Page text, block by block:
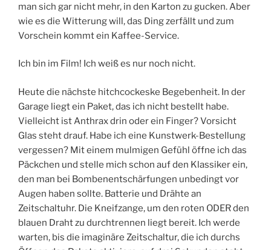
man sich gar nicht mehr, in den Karton zu gucken. Aber
wie es die Witterung will, das Ding zerfällt und zum
Vorschein kommt ein Kaffee-Service.
Ich bin im Film! Ich weiß es nur noch nicht.
Heute die nächste hitchcockeske Begebenheit. In der
Garage liegt ein Paket, das ich nicht bestellt habe.
Vielleicht ist Anthrax drin oder ein Finger? Vorsicht
Glas steht drauf. Habe ich eine Kunstwerk-Bestellung
vergessen? Mit einem mulmigen Gefühl öffne ich das
Päckchen und stelle mich schon auf den Klassiker ein,
den man bei Bombenentschärfungen unbedingt vor
Augen haben sollte. Batterie und Drähte an
Zeitschaltuhr. Die Kneifzange, um den roten ODER den
blauen Draht zu durchtrennen liegt bereit. Ich werde
warten, bis die imaginäre Zeitschaltur, die ich durchs